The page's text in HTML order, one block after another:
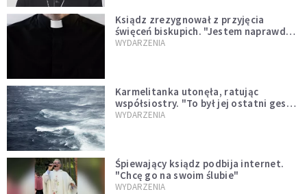
Ksiądz zrezygnował z przyjęcia
święceń biskupich. "Jestem naprawdę
niegodny"
WYDARZENIA
Karmelitanka utonęła, ratując
współsiostry. "To był jej ostatni gest
miłości"
WYDARZENIA
Śpiewający ksiądz podbija internet.
"Chcę go na swoim ślubie"
WYDARZENIA